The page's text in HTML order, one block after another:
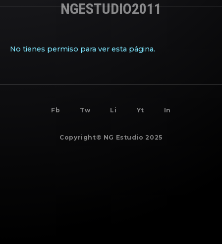
NGESTUDIO2011
No tienes permiso para ver esta página.
Fb Tw Li Yt In
Copyright© NG Estudio 2025